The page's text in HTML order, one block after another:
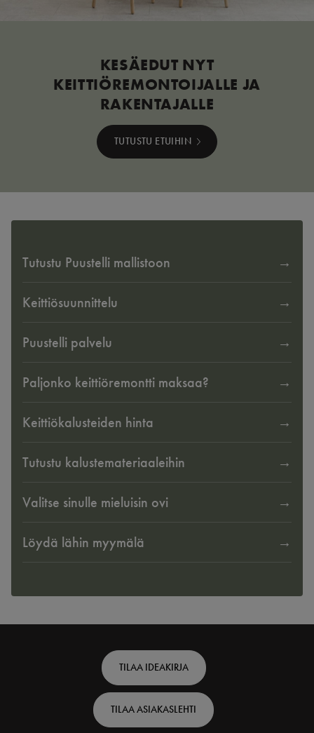
KESÄEDUT NYT
KEITTIÖREMONTOIJALLE JA
RAKENTAJALLE
TUTUSTU ETUIHIN
Tutustu Puustelli mallistoon
Keittiösuunnittelu
Puustelli palvelu
Paljonko keittiöremontti maksaa?
Keittiökalusteiden hinta
Tutustu kalustemateriaaleihin
Valitse sinulle mieluisin ovi
Löydä lähin myymälä
TILAA IDEAKIRJA
TILAA ASIAKASLEHTI